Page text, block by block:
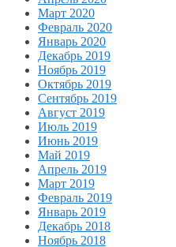
Март 2020
Февраль 2020
Январь 2020
Декабрь 2019
Ноябрь 2019
Октябрь 2019
Сентябрь 2019
Август 2019
Июль 2019
Июнь 2019
Май 2019
Апрель 2019
Март 2019
Февраль 2019
Январь 2019
Декабрь 2018
Ноябрь 2018